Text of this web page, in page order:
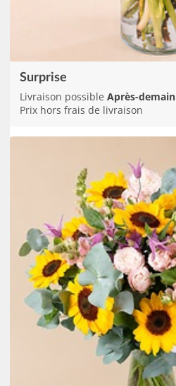
Surprise
Livraison possible Après-demain
Prix hors frais de livraison